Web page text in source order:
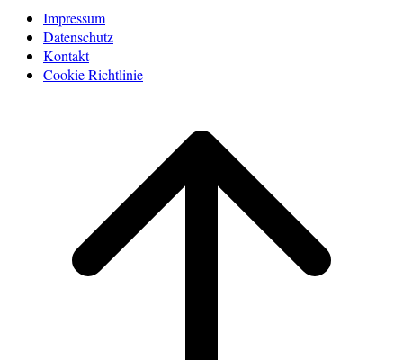
Impressum
Datenschutz
Kontakt
Cookie Richtlinie